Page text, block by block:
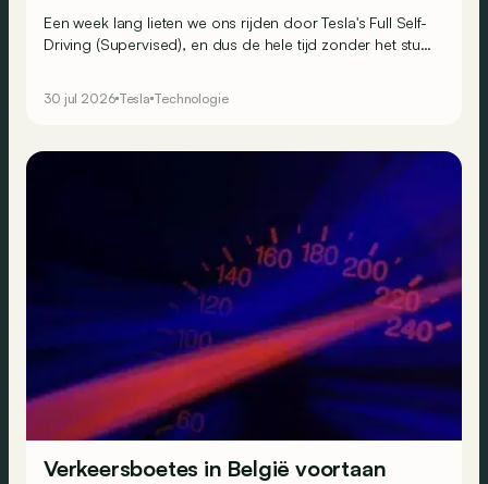
Een week lang lieten we ons rijden door Tesla's Full Self-
Driving (Supervised), en dus de hele tijd zonder het stuur
30 jul 2026 Tesla Technologie
Verkeersboetes in België voortaan